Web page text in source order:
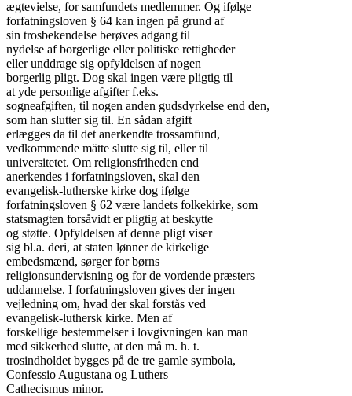
ægtevielse, for samfundets medlemmer. Og ifølge
forfatningsloven § 64 kan ingen på grund af
sin trosbekendelse berøves adgang til
nydelse af borgerlige eller politiske rettigheder
eller unddrage sig opfyldelsen af nogen
borgerlig pligt. Dog skal ingen være pligtig til
at yde personlige afgifter f.eks.
sogneafgiften, til nogen anden gudsdyrkelse end den,
som han slutter sig til. En sådan afgift
erlægges da til det anerkendte trossamfund,
vedkommende mätte slutte sig til, eller til
universitetet. Om religionsfriheden end
anerkendes i forfatningsloven, skal den
evangelisk-lutherske kirke dog ifølge
forfatningsloven § 62 være landets folkekirke, som
statsmagten forsåvidt er pligtig at beskytte
og støtte. Opfyldelsen af denne pligt viser
sig bl.a. deri, at staten lønner de kirkelige
embedsmænd, sørger for børns
religionsundervisning og for de vordende præsters
uddannelse. I forfatningsloven gives der ingen
vejledning om, hvad der skal forstås ved
evangelisk-luthersk kirke. Men af
forskellige bestemmelser i lovgivningen kan man
med sikkerhed slutte, at den må m. h. t.
trosindholdet bygges på de tre gamle symbola,
Confessio Augustana og Luthers
Cathecismus minor.